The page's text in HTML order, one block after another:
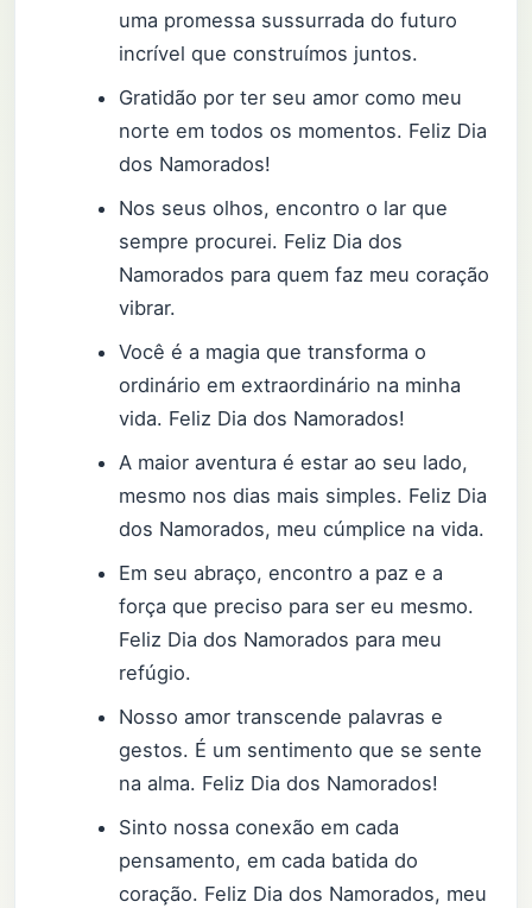
uma promessa sussurrada do futuro
incrível que construímos juntos.
Gratidão por ter seu amor como meu
norte em todos os momentos. Feliz Dia
dos Namorados!
Nos seus olhos, encontro o lar que
sempre procurei. Feliz Dia dos
Namorados para quem faz meu coração
vibrar.
Você é a magia que transforma o
ordinário em extraordinário na minha
vida. Feliz Dia dos Namorados!
A maior aventura é estar ao seu lado,
mesmo nos dias mais simples. Feliz Dia
dos Namorados, meu cúmplice na vida.
Em seu abraço, encontro a paz e a
força que preciso para ser eu mesmo.
Feliz Dia dos Namorados para meu
refúgio.
Nosso amor transcende palavras e
gestos. É um sentimento que se sente
na alma. Feliz Dia dos Namorados!
Sinto nossa conexão em cada
pensamento, em cada batida do
coração. Feliz Dia dos Namorados, meu